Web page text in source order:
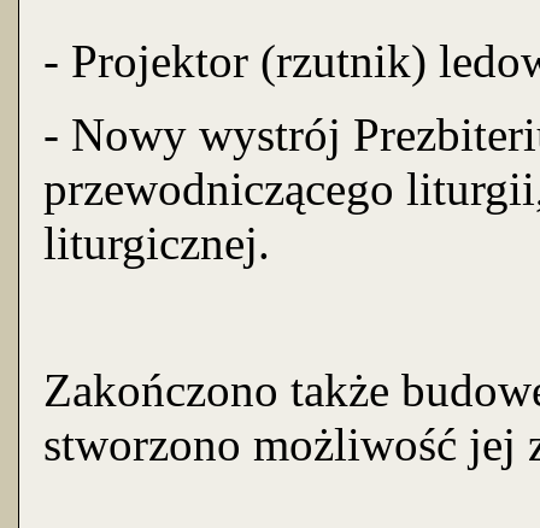
- Projektor (rzutnik)
- Nowy wystrój
przewodniczącego
liturgicznej.
Zakończono także
stworzono możliwość jej